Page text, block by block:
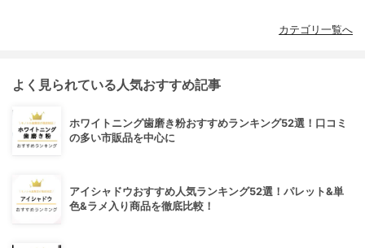
カテゴリ一覧へ
よく見られている人気おすすめ記事
ホワイトニング歯磨き粉おすすめランキング52選！口コミ
の多い市販品を中心に
アイシャドウおすすめ人気ランキング52選！パレット&単
色&ラメ入り商品を徹底比較！